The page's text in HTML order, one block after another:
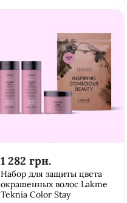
1 282 грн.
Набор для защиты цвета
окрашенных волос Lakme
Teknia Color Stay